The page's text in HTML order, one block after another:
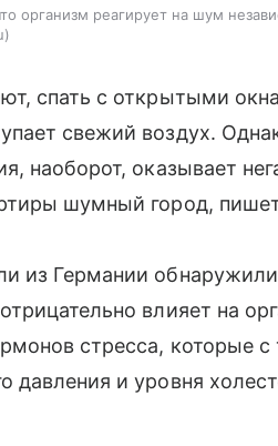
организм реагирует на шум
спать с открытыми
свежий воздух.
наоборот, оказывает
шумный город,
из Германии
влияет на
стресса, которые
давления и уровня